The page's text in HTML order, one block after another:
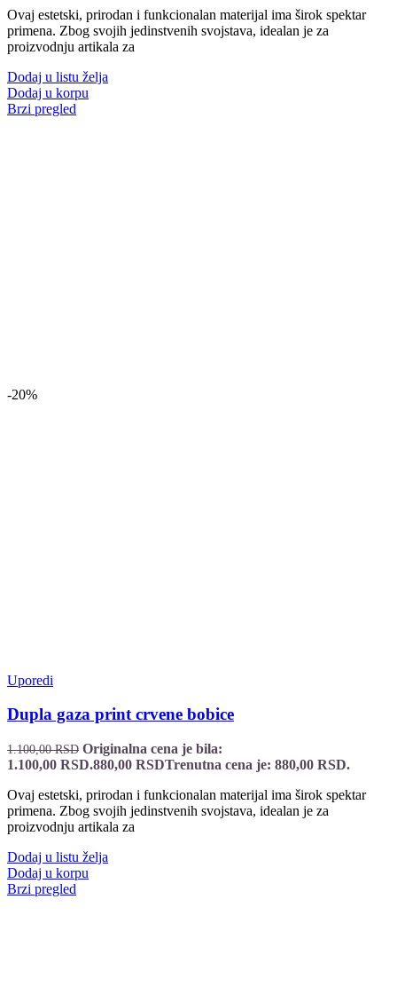
Ovaj estetski, prirodan i funkcionalan materijal ima širok spektar
primena. Zbog svojih jedinstvenih svojstava, idealan je za
proizvodnju artikala za
Dodaj u listu želja
Dodaj u korpu
Brzi pregled
-20%
Uporedi
Dupla gaza print crvene bobice
1.100,00RSD Originalna cena je bila:
1.100,00 RSD.880,00 RSDTrenutna cena je: 880,00 RSD.
Ovaj estetski, prirodan i funkcionalan materijal ima širok spektar
primena. Zbog svojih jedinstvenih svojstava, idealan je za
proizvodnju artikala za
Dodaj u listu želja
Dodaj u korpu
Brzi pregled